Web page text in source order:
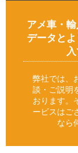
アメ車・
データと
弊社では、
談・ご説明
おります。
ービスはご
なら